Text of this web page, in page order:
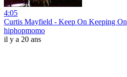
4:05
Curtis Mayfield - Keep On Keeping On
hiphopmomo
il y a 20 ans